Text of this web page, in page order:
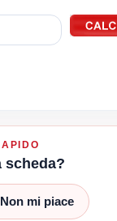
scheda?
Non mi piace